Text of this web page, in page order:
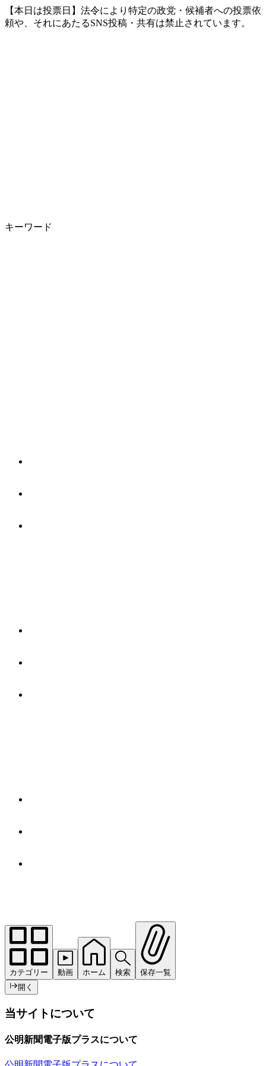
【本日は投票日】法令により特定の政党・候補者への投票依
頼や、それにあたるSNS投稿・共有は禁止されています。
キーワード
カテゴリー 動画 ホーム 検索
保存一覧
開く
当サイトについて
公明新聞電子版プラスについて